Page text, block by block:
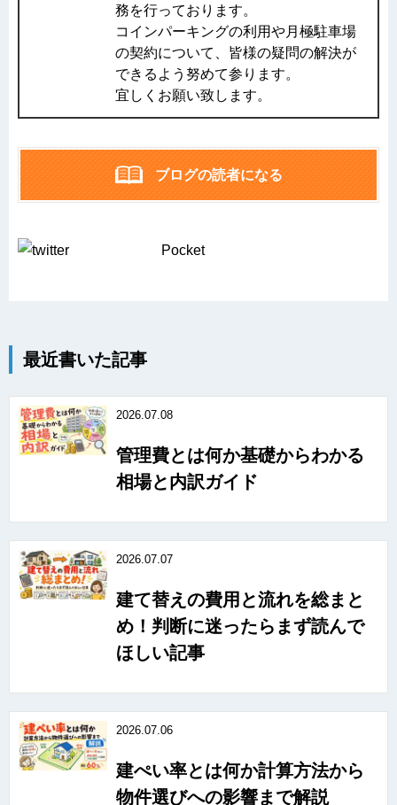
務を行っております。
コインパーキングの利用や月極駐車場
の契約について、皆様の疑問の解決が
できるよう努めて参ります。
宜しくお願い致します。
ブログの読者になる
Pocket
最近書いた記事
2026.07.08
管理費とは何か基礎からわかる
相場と内訳ガイド
2026.07.07
建て替えの費用と流れを総まと
め！判断に迷ったらまず読んで
ほしい記事
2026.07.06
建ぺい率とは何か計算方法から
物件選びへの影響まで解説